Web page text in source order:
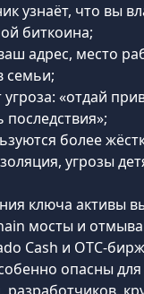
узнаёт, что вы
биткоина;
адрес, место
семьи;
угроза: «отдай
более
угрозы
ключа активы
мосты и
Cash и OTC-
опасны